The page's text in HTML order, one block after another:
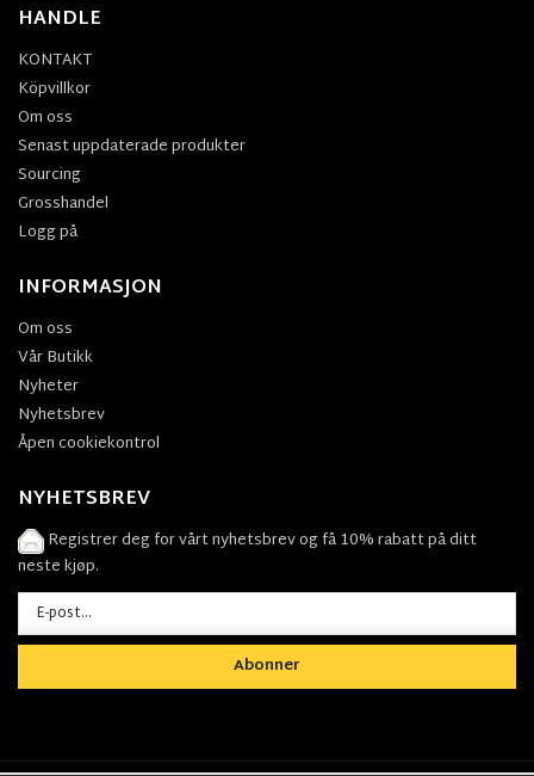
HANDLE
KONTAKT
Köpvillkor
Om oss
Senast uppdaterade produkter
Sourcing
Grosshandel
Logg på
INFORMASJON
Om oss
Vår Butikk
Nyheter
Nyhetsbrev
Åpen cookiekontrol
NYHETSBREV
Registrer deg for vårt nyhetsbrev og få 10% rabatt på ditt
neste kjøp.
Abonner